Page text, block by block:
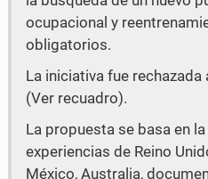
ocupacional y
obligatorios.
La iniciativa fue
(Ver recuadro).
La propuesta se basa en
experiencias de Reino
México, Australia,